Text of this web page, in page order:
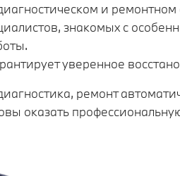
и
знакомых с
уверенное
ремонт
оказать